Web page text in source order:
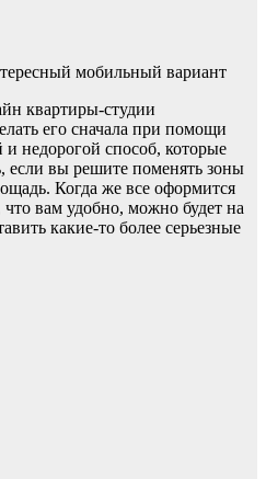
мобильный вариант
квартиры-студии
его сначала при помощи
недорогой способ, которые
если вы решите поменять зоны
Когда же все оформится
вам удобно, можно будет на
какие-то более серьезные